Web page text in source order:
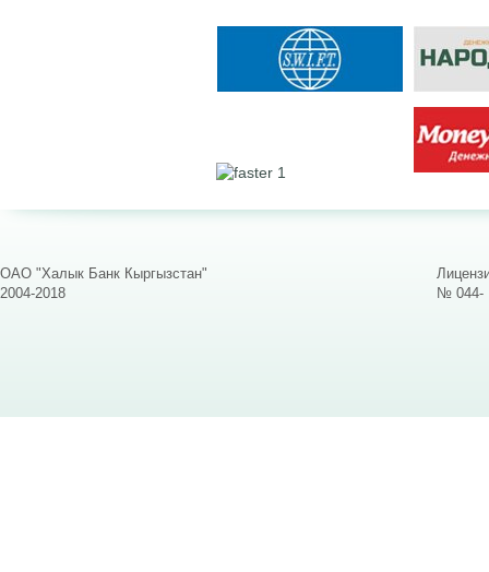
ОАО "Халык Банк Кыргызстан"
2004-2018
№ 044-